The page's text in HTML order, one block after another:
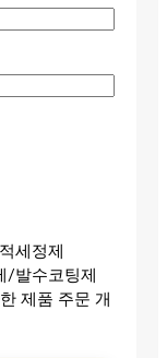
세정제
발수코팅제
제품 주문 개